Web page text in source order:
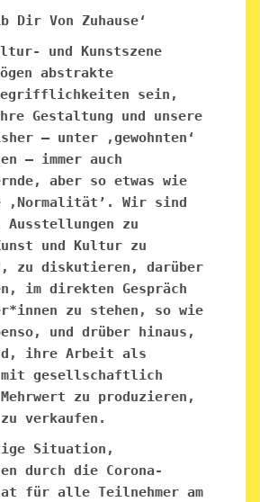
Dir Von Zuhause‘
und Kunstszene
abstrakte
sein,
Gestaltung und unsere
— unter ‚gewohnten‘
— immer auch
aber so etwas wie
Wir sind
Ausstellungen zu
und Kultur zu
zu diskutieren, darüber
im direkten Gespräch
zu stehen, so wie
und drüber hinaus,
ihre Arbeit als
mit gesellschaftlich
zu produzieren,
verkaufen.
Situation,
durch die Corona-
für alle Teilnehmer am